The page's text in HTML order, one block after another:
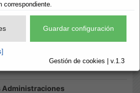
correspondiente.
Guardar configuración
Gestión de cookies | v.1.3
Búsqueda
Administraciones